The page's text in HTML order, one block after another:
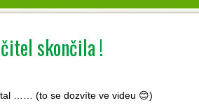
skončila !
…… (to se dozvíte ve videu 😊)